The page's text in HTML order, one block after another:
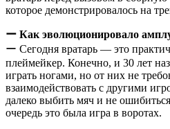
которое демонстрировалось на
ー Как эволюционировало
ー Сегодня вратарь — это
плеймейкер. Конечно, и 30 лет
играть ногами, но от них не
взаимодействовать с другими
далеко выбить мяч и не
очередь это была игра в воротах.